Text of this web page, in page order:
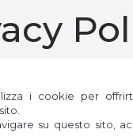
i cookie per
su questo sito,